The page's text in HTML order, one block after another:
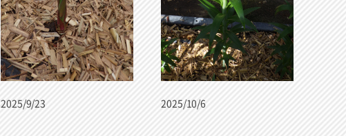
2025/9/23 2025/10/6